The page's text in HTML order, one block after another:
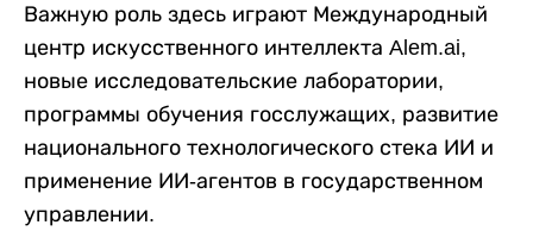
Важную роль здесь играют Международный
центр искусственного интеллекта Alem.ai,
новые исследовательские лаборатории,
программы обучения госслужащих, развитие
национального технологического стека ИИ и
применение ИИ-агентов в государственном
управлении.